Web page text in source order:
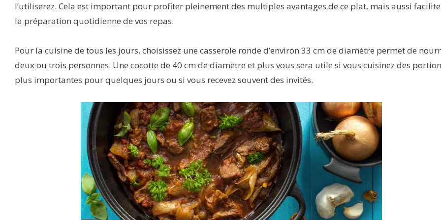
l’utiliserez. Cela est important pour profiter pleinement des multiples avantages de ce plat, mais aussi
la préparation quotidienne de vos repas.
Pour la cuisine de tous les jours, choisissez une casserole ronde d’environ 33 cm de diamètre permet de
deux ou trois personnes. Une cocotte de 40 cm de diamètre et plus vous sera utile si vous cuisinez des
plus importantes pour quelques jours ou si vous recevez souvent des invités.